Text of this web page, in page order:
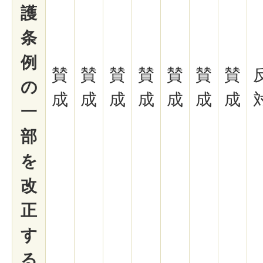
護
条
例
の
一
部
を
改
正
す
賛
成
賛
成
賛
成
賛
成
賛
成
賛
成
賛
成